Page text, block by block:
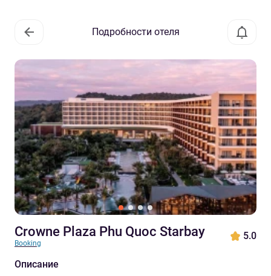
Подробности отеля
Crowne Plaza Phu Quoc Starbay
Booking
5.0
Описание